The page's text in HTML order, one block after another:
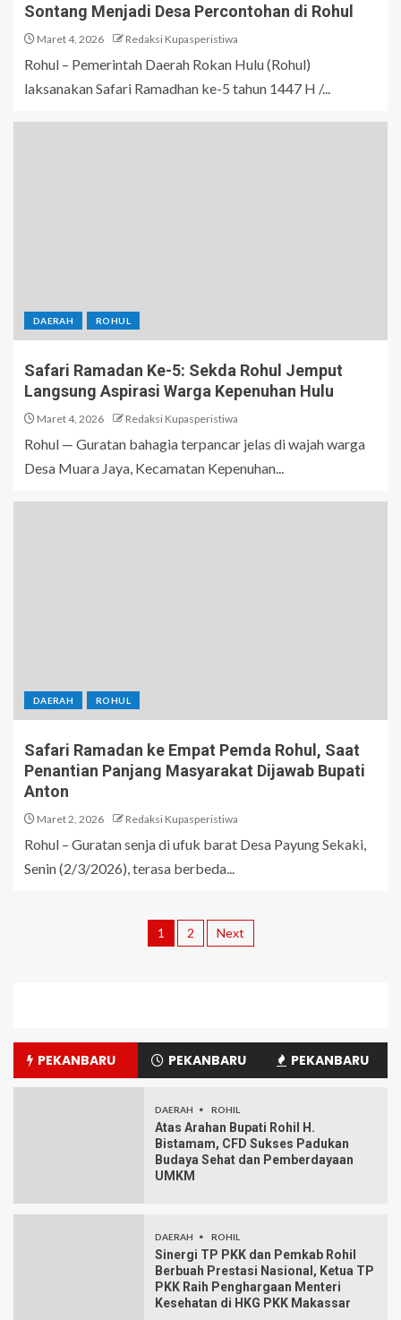
Sontang Menjadi Desa Percontohan di Rohul
Maret 4, 2026 Redaksi Kupasperistiwa
Rohul – Pemerintah Daerah Rokan Hulu (Rohul)
laksanakan Safari Ramadhan ke-5 tahun 1447 H /...
DAERAH ROHUL
Safari Ramadan Ke-5: Sekda Rohul Jemput
Langsung Aspirasi Warga Kepenuhan Hulu
Maret 4, 2026 Redaksi Kupasperistiwa
Rohul — Guratan bahagia terpancar jelas di wajah warga
Desa Muara Jaya, Kecamatan Kepenuhan...
DAERAH ROHUL
Safari Ramadan ke Empat Pemda Rohul, Saat
Penantian Panjang Masyarakat Dijawab Bupati
Anton
Maret 2, 2026 Redaksi Kupasperistiwa
Rohul – Guratan senja di ufuk barat Desa Payung Sekaki,
Senin (2/3/2026), terasa berbeda...
1 2 Next
PEKANBARU PEKANBARU PEKANBARU
DAERAH ROHIL
Atas Arahan Bupati Rohil H.
Bistamam, CFD Sukses Padukan
Budaya Sehat dan Pemberdayaan
UMKM
DAERAH ROHIL
Sinergi TP PKK dan Pemkab Rohil
Berbuah Prestasi Nasional, Ketua TP
PKK Raih Penghargaan Menteri
Kesehatan di HKG PKK Makassar